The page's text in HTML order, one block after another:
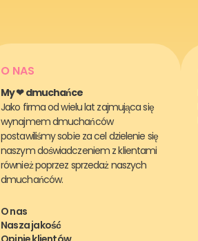
O NAS
My ❤ dmuchańce
Jako firma od wielu lat zajmująca się
wynajmem dmuchańców
postawiliśmy sobie za cel dzielenie się
naszym doświadczeniem z klientami
również poprzez sprzedaż naszych
dmuchańców.
O nas
Nasza jakość